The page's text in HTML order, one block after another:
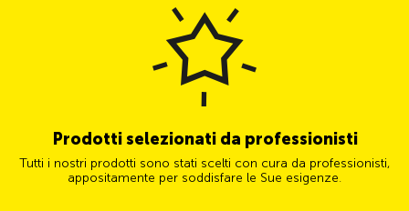
Prodotti selezionati da professionisti
Tutti i nostri prodotti sono stati scelti con cura da professionisti,
appositamente per soddisfare le Sue esigenze.